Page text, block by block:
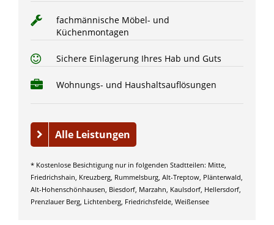
fachmännische Möbel- und
Küchenmontagen
Sichere Einlagerung Ihres Hab und Guts
Wohnungs- und Haushaltsauflösungen
Alle Leistungen
* Kostenlose Besichtigung nur in folgenden Stadtteilen: Mitte,
Friedrichshain, Kreuzberg, Rummelsburg, Alt-Treptow, Plänterwald,
Alt-Hohenschönhausen, Biesdorf, Marzahn, Kaulsdorf, Hellersdorf,
Prenzlauer Berg, Lichtenberg, Friedrichsfelde, Weißensee